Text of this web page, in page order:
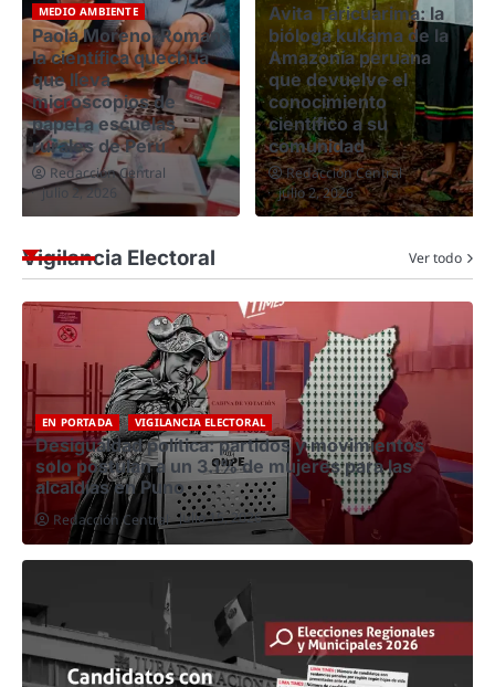
Avita Taricuarima: la
bióloga kukama de la
Amazonía peruana
que devuelve el
conocimiento
científico a su
comunidad
Redacción Central
julio 2, 2026
MEDIO AMBIENTE
Andenes de
Cuyocuyo: tecnología
ancestral para
conservar la
biodiversidad en el
altiplano peruano
Redacción Central
junio 20, 2026
Vigilancia Electoral Ver todo
EN PORTADA VIGILANCIA ELECTORAL
Desigualdad política: partidos y movimientos
solo postulan a un 3.1% de mujeres para las
alcaldías en Puno
Redacción Central julio 15, 2026